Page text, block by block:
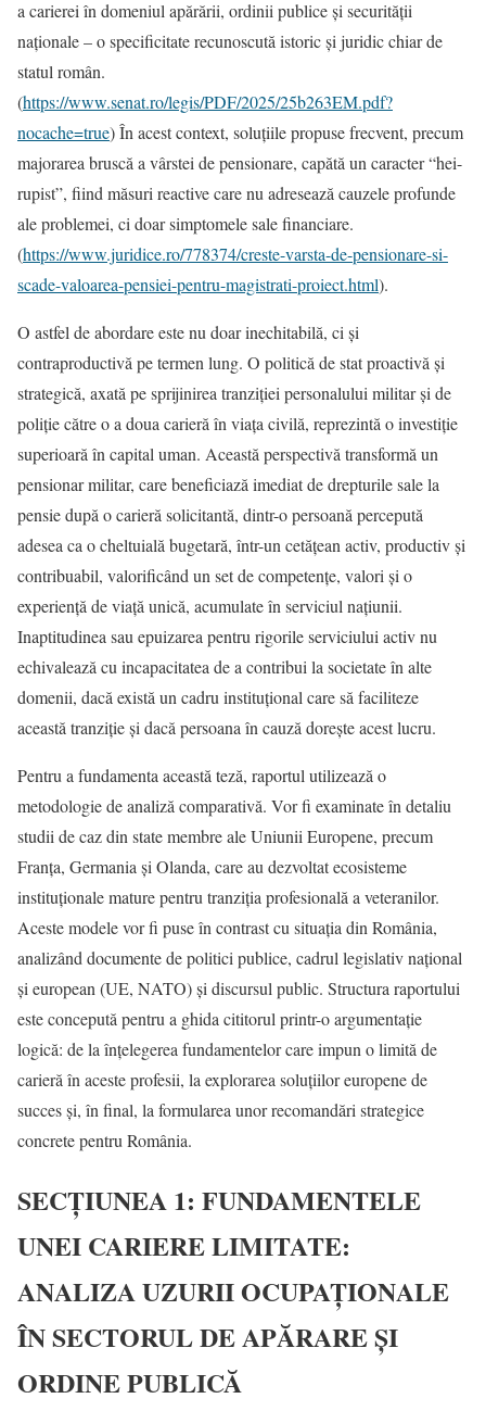
a carierei în domeniul apărării, ordinii publice și securității
naționale – o specificitate recunoscută istoric și juridic chiar de
statul român.
(https://www.senat.ro/legis/PDF/2025/25b263EM.pdf?
nocache=true) În acest context, soluțiile propuse frecvent, precum
majorarea bruscă a vârstei de pensionare, capătă un caracter “hei-
rupist”, fiind măsuri reactive care nu adresează cauzele profunde
ale problemei, ci doar simptomele sale financiare.
(https://www.juridice.ro/778374/creste-varsta-de-pensionare-si-
scade-valoarea-pensiei-pentru-magistrati-proiect.html).
O astfel de abordare este nu doar inechitabilă, ci și
contraproductivă pe termen lung. O politică de stat proactivă și
strategică, axată pe sprijinirea tranziției personalului militar și de
poliție către o a doua carieră în viața civilă, reprezintă o investiție
superioară în capital uman. Această perspectivă transformă un
pensionar militar, care beneficiază imediat de drepturile sale la
pensie după o carieră solicitantă, dintr-o persoană percepută
adesea ca o cheltuială bugetară, într-un cetățean activ, productiv și
contribuabil, valorificând un set de competențe, valori și o
experiență de viață unică, acumulate în serviciul națiunii.
Inaptitudinea sau epuizarea pentru rigorile serviciului activ nu
echivalează cu incapacitatea de a contribui la societate în alte
domenii, dacă există un cadru instituțional care să faciliteze
această tranziție și dacă persoana în cauză dorește acest lucru.
Pentru a fundamenta această teză, raportul utilizează o
metodologie de analiză comparativă. Vor fi examinate în detaliu
studii de caz din state membre ale Uniunii Europene, precum
Franța, Germania și Olanda, care au dezvoltat ecosisteme
instituționale mature pentru tranziția profesională a veteranilor.
Aceste modele vor fi puse în contrast cu situația din România,
analizând documente de politici publice, cadrul legislativ național
și european (UE, NATO) și discursul public. Structura raportului
este concepută pentru a ghida cititorul printr-o argumentație
logică: de la înțelegerea fundamentelor care impun o limită de
carieră în aceste profesii, la explorarea soluțiilor europene de
succes și, în final, la formularea unor recomandări strategice
concrete pentru România.
SECȚIUNEA 1: FUNDAMENTELE
UNEI CARIERE LIMITATE:
ANALIZA UZURII OCUPAȚIONALE
ÎN SECTORUL DE APĂRARE ȘI
ORDINE PUBLICĂ